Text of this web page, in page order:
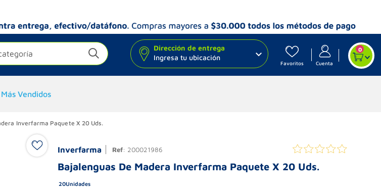
Dirección de entrega
Ingresa tu ubicación
Favoritos Cuenta
0
Más Vendidos
Inverfarma Paquete X 20 Uds.
Inverfarma Ref: 200021986
Bajalenguas De Madera Inverfarma Paquete X 20 Uds.
20Unidades